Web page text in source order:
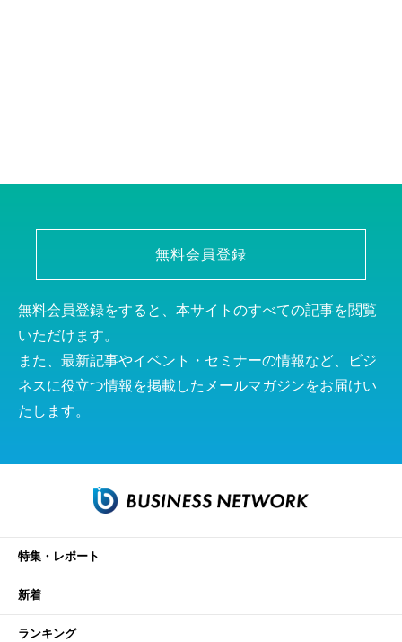
無料会員登録
無料会員登録をすると、本サイトのすべての記事を閲覧
いただけます。
また、最新記事やイベント・セミナーの情報など、ビジ
ネスに役立つ情報を掲載したメールマガジンをお届けい
たします。
特集・レポート
新着
ランキング